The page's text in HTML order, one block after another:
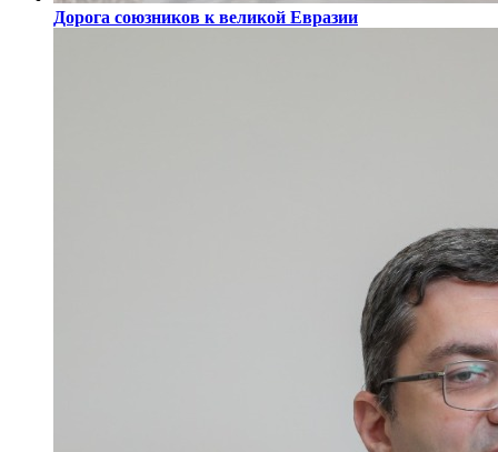
Дорога союзников к великой Евразии